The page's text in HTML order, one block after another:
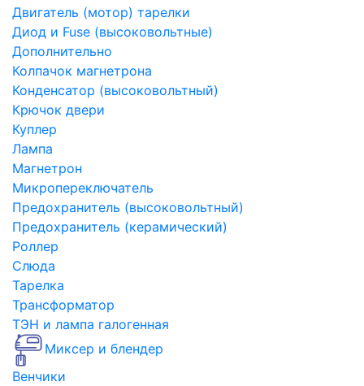
Двигатель (мотор) тарелки
Диод и Fuse (высоковольтные)
Дополнительно
Колпачок магнетрона
Конденсатор (высоковольтный)
Крючок двери
Куплер
Лампа
Магнетрон
Микропереключатель
Предохранитель (высоковольтный)
Предохранитель (керамический)
Роллер
Слюда
Тарелка
Трансформатор
ТЭН и лампа галогенная
Миксер и блендер
Венчики